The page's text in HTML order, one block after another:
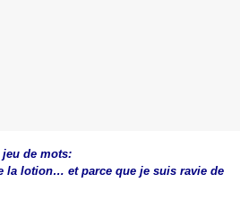
de mots:
la lotion… et parce que je suis ravie de